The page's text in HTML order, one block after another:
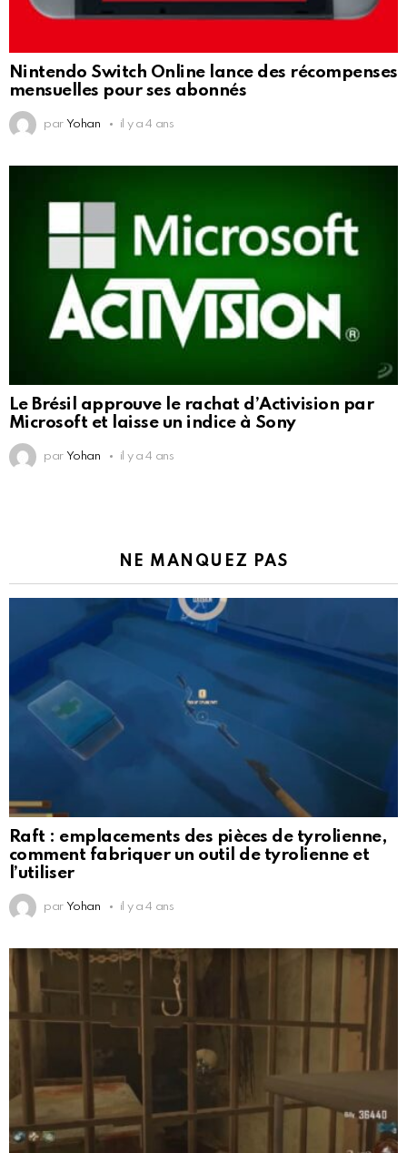
Nintendo Switch Online lance des récompenses
mensuelles pour ses abonnés
par Yohan il y a 4 ans
Le Brésil approuve le rachat d’Activision par
Microsoft et laisse un indice à Sony
par Yohan il y a 4 ans
NE MANQUEZ PAS
Raft : emplacements des pièces de tyrolienne,
comment fabriquer un outil de tyrolienne et
l’utiliser
par Yohan il y a 4 ans